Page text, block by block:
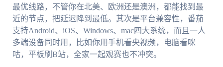
最优线路，不管你在北美、欧洲还是澳洲，都能找到最
近的节点，把延迟降到最低。其次是平台兼容性，番茄
支持Android、iOS、Windows、mac四大系统，而且一人
多端设备同时用，比如你用手机看央视频，电脑看咪
咕，平板刷B站，全家一起观赛也不冲突。